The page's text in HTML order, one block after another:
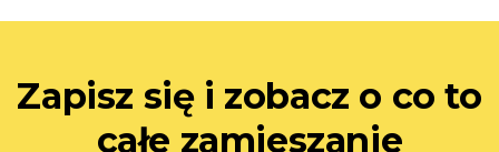
Zapisz się i zobacz o co to
całe zamieszanie